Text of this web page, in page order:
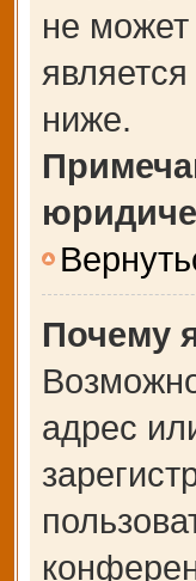
не
ниже.
Почему
адрес